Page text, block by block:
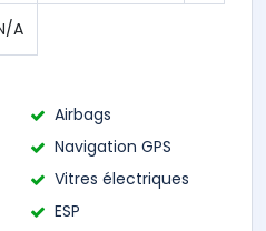
A
Airbags
Navigation GPS
Vitres électriques
ESP